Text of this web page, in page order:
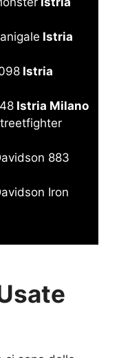
Istria
Istria
Istria Milano
883
Iron